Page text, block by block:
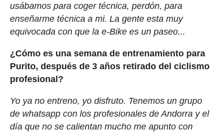
usábamos para coger técnica, perdón, para
enseñarme técnica a mi. La gente esta muy
equivocada con que la e-Bike es un paseo...
¿Cómo es una semana de entrenamiento para
Purito, después de 3 años retirado del ciclismo
profesional?
Yo ya no entreno, yo disfruto. Tenemos un grupo
de whatsapp con los profesionales de Andorra y el
día que no se calientan mucho me apunto con